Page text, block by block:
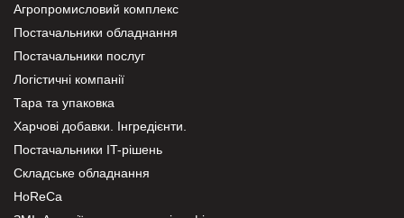
Агропромисловий комплекс
Постачальники обладнання
Постачальники послуг
Логістичні компанії
Тара та упаковка
Харчові добавки. Інгредієнти.
Постачальники IT-рішень
Складське обладнання
HoReCa